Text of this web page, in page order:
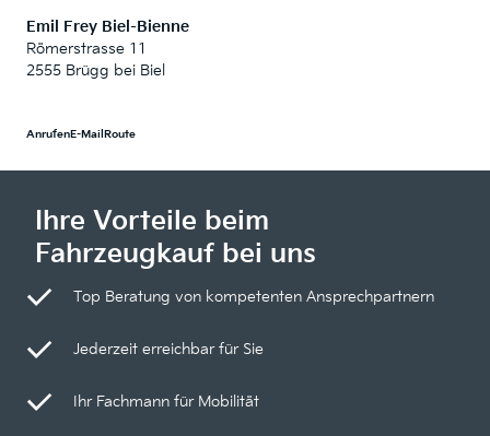
Emil Frey Biel-Bienne
Römerstrasse 11
2555 Brügg bei Biel
AnrufenE-Mail Route
Ihre Vorteile beim
Fahrzeugkauf bei uns
Top Beratung von kompetenten Ansprechpartnern
Jederzeit erreichbar für Sie
Ihr Fachmann für Mobilität